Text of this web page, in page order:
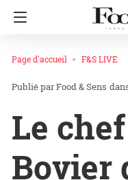
Page d'accueil F&S LIVE
Food & Sens
Le
Bovier